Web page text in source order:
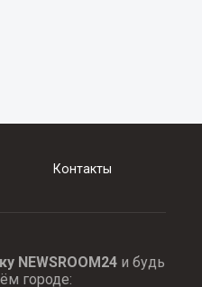
Контакты
NEWSROOM24и будь
городе: